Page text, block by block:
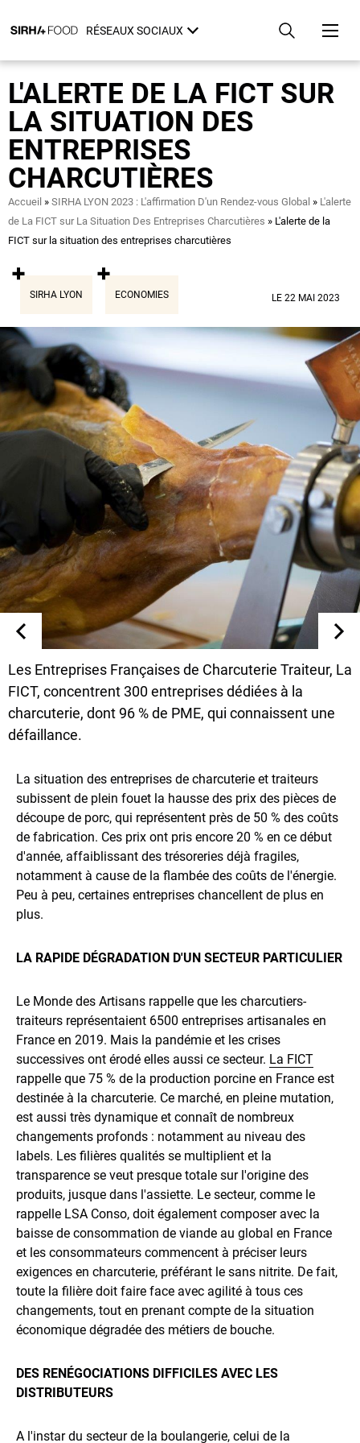
au
principal
RÉSEAUX SOCIAUX
L'ALERTE DE LA FICT SUR
LA SITUATION DES
ENTREPRISES
CHARCUTIÈRES
Fil
d'Ariane
Accueil SIRHA LYON 2023 : L'affirmation D'un Rendez-vous Global
L'alerte
de La FICT sur La Situation Des Entreprises Charcutières
L'alerte de la
FICT sur la situation des entreprises charcutières
SIRHA LYON ECONOMIES LE 22 MAI 2023
Les Entreprises Françaises de Charcuterie Traiteur, La
FICT, concentrent 300 entreprises dédiées à la
charcuterie, dont 96 % de PME, qui connaissent une
défaillance.
La situation des entreprises de charcuterie et traiteurs
subissent de plein fouet la hausse des prix des pièces de
découpe de porc, qui représentent près de 50 % des coûts
de fabrication. Ces prix ont pris encore 20 % en ce début
d'année, affaiblissant des trésoreries déjà fragiles,
notamment à cause de la flambée des coûts de l'énergie.
Peu à peu, certaines entreprises chancellent de plus en
plus.
LA RAPIDE DÉGRADATION D'UN SECTEUR PARTICULIER
Le Monde des Artisans rappelle que les charcutiers-
traiteurs représentaient 6500 entreprises artisanales en
France en 2019. Mais la pandémie et les crises
successives ont érodé elles aussi ce secteur. La FICT
rappelle que 75 % de la production porcine en France est
destinée à la charcuterie. Ce marché, en pleine mutation,
est aussi très dynamique et connaît de nombreux
changements profonds : notamment au niveau des
labels. Les filières qualités se multiplient et la
transparence se veut presque totale sur l'origine des
produits, jusque dans l'assiette. Le secteur, comme le
rappelle LSA Conso, doit également composer avec la
baisse de consommation de viande au global en France
et les consommateurs commencent à préciser leurs
exigences en charcuterie, préférant le sans nitrite. De fait,
toute la filière doit faire face avec agilité à tous ces
changements, tout en prenant compte de la situation
économique dégradée des métiers de bouche.
DES RENÉGOCIATIONS DIFFICILES AVEC LES
DISTRIBUTEURS
A l'instar du secteur de la boulangerie, celui de la